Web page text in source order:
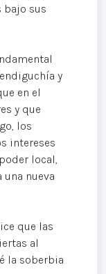
bajo sus
y
en el
y que
los
intereses
local,
nueva
que las
al
la soberbia